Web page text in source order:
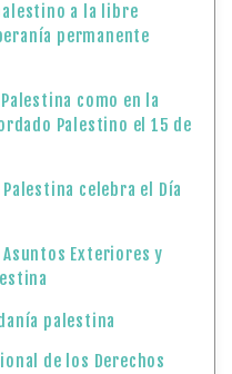
a la libre
permanente
como en la
Palestino el 15 de
celebra el Día
Exteriores y
palestina
de los Derechos